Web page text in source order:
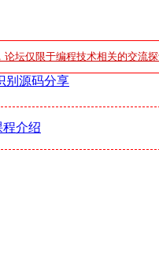
论坛仅限于编程技术相关的交
别源码分享
程介绍